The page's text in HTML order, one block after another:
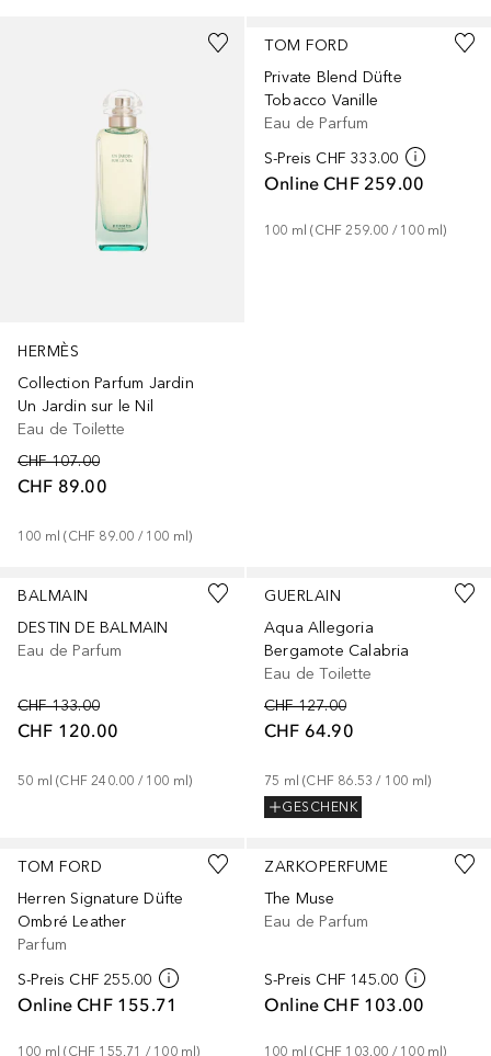
HERMÈS
Collection Parfum Jardin
Un Jardin sur le Nil
Eau de Toilette
CHF 107.00
CHF 89.00
100 ml (CHF 89.00 / 100 ml)
TOM FORD
Private Blend Düfte
Tobacco Vanille
Eau de Parfum
S-Preis CHF 333.00
Online CHF 259.00
100 ml (CHF 259.00 / 100 ml)
BALMAIN
DESTIN DE BALMAIN
Eau de Parfum
CHF 133.00
CHF 120.00
50 ml (CHF 240.00 / 100 ml)
GUERLAIN
Aqua Allegoria
Bergamote Calabria
Eau de Toilette
CHF 127.00
CHF 64.90
75 ml (CHF 86.53 / 100 ml)
GESCHENK
TOM FORD
Herren Signature Düfte
Ombré Leather
Parfum
S-Preis CHF 255.00
Online CHF 155.71
100 ml (CHF 155.71 / 100 ml)
ZARKOPERFUME
The Muse
Eau de Parfum
S-Preis CHF 145.00
Online CHF 103.00
100 ml (CHF 103.00 / 100 ml)